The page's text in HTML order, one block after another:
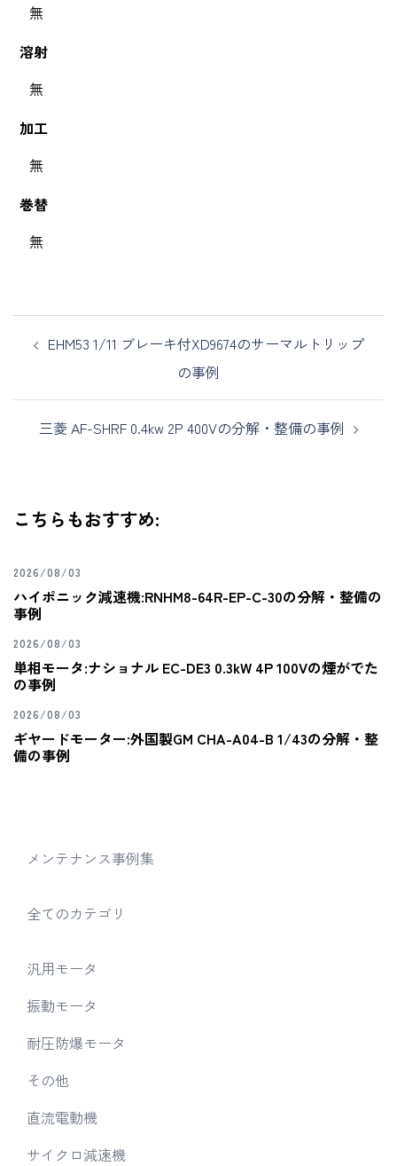
無
溶射
無
加工
無
巻替
無
EHM53 1/11 ブレーキ付XD9674のサーマルトリップ
の事例
三菱 AF-SHRF 0.4kw 2P 400Vの分解・整備の事例
こちらもおすすめ:
2026/08/03
ハイポニック減速機:RNHM8-64R-EP-C-30の分解・整備の
事例
2026/08/03
単相モータ:ナショナル EC-DE3 0.3kW 4P 100Vの煙がでた
の事例
2026/08/03
ギヤードモーター:外国製GM CHA-A04-B 1/43の分解・整
備の事例
メンテナンス事例集
全てのカテゴリ
汎用モータ
振動モータ
耐圧防爆モータ
その他
直流電動機
サイクロ減速機